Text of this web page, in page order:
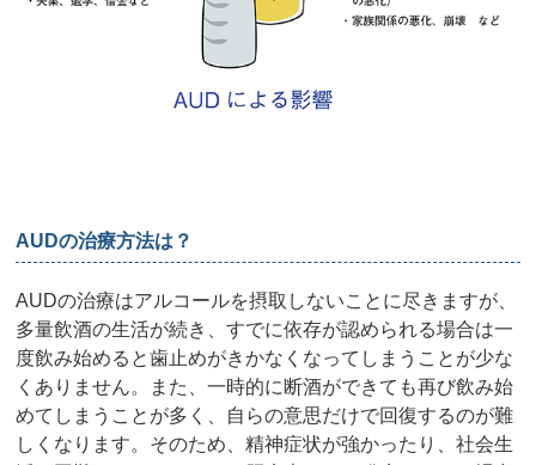
AUDの治療方法は？
AUDの治療はアルコールを摂取しないことに尽きますが、
多量飲酒の生活が続き、すでに依存が認められる場合は一
度飲み始めると歯止めがきかなくなってしまうことが少な
くありません。また、一時的に断酒ができても再び飲み始
めてしまうことが多く、自らの意思だけで回復するのが難
しくなります。そのため、精神症状が強かったり、社会生